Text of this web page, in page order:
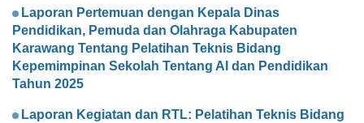
Laporan Pertemuan dengan Kepala Dinas
Pendidikan, Pemuda dan Olahraga Kabupaten
Karawang Tentang Pelatihan Teknis Bidang
Kepemimpinan Sekolah Tentang AI dan Pendidikan
Tahun 2025
Laporan Kegiatan dan RTL: Pelatihan Teknis Bidang